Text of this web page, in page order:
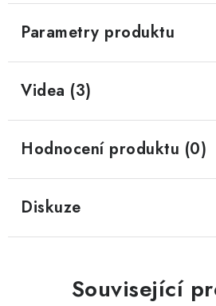
Parametry produktu
Videa (3)
Hodnocení produktu (0)
Diskuze
Související